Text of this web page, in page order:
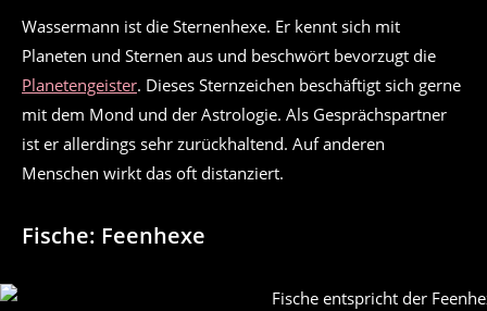
Wassermann ist die Sternenhexe. Er kennt sich mit
Planeten und Sternen aus und beschwört bevorzugt die
Planetengeister. Dieses Sternzeichen beschäftigt sich gerne
mit dem Mond und der Astrologie. Als Gesprächspartner
ist er allerdings sehr zurückhaltend. Auf anderen
Menschen wirkt das oft distanziert.
Fische: Feenhexe